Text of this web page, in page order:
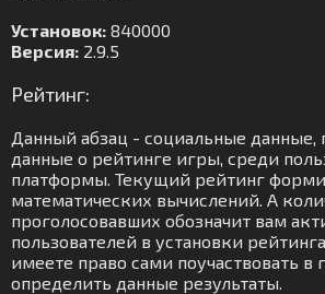
Установок: 840000
Версия: 2.9.5
Рейтинг:
Данный абзац - социальные данные,
данные о рейтинге игры, среди
платформы. Текущий рейтинг
математических вычислений. А
проголосовавших обозначит вам
пользователей в установки
имеете право сами поучаствовать в
определить данные результаты.